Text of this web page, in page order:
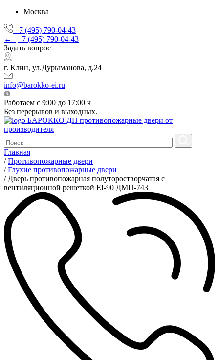
Москва
+7 (495) 790-04-43
←
+7 (495) 790-04-43
Задать вопрос
г. Клин, ул.Дурыманова, д.24
info@barokko-ei.ru
Работаем с 9:00 до 17:00 ч
Без перерывов и выходных.
БАРОККО ДП противопожарные двери от
производителя
Главная
/ Противопожарные двери
/ Глухие противопожарные двери
/ Дверь противопожарная полуторостворчатая с
вентиляционной решеткой EI-90 ДМП-743